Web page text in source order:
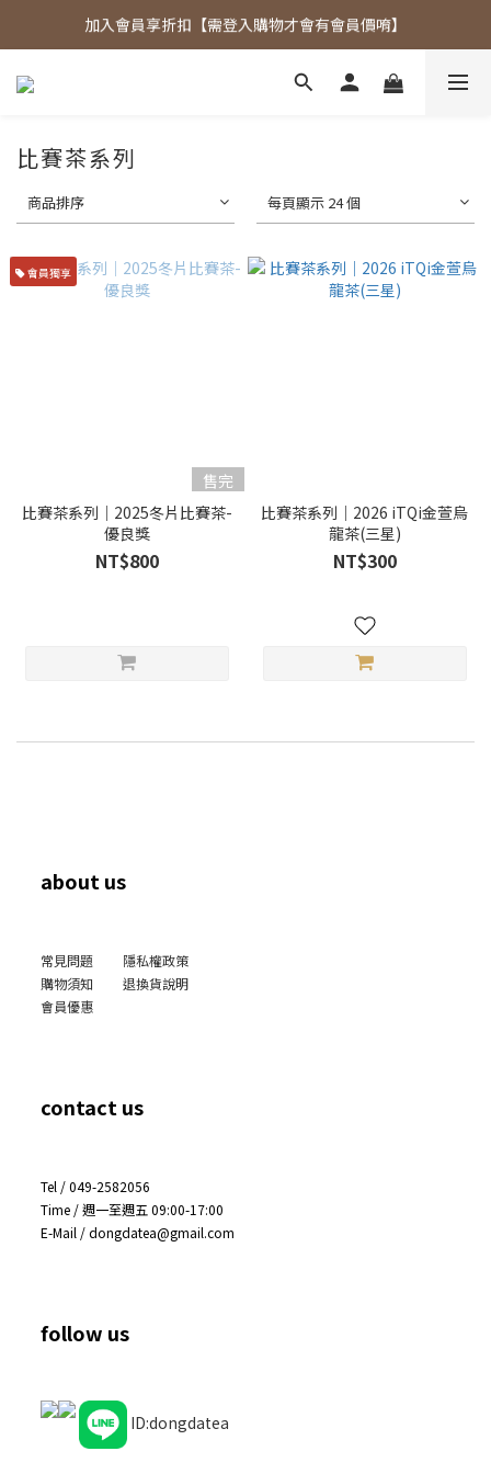
歡迎光臨東大茶莊，各式好茶任君挑選！
加入會員享折扣【需登入購物才會有會員價唷】
購物滿額贈禮依然大放送～
比賽茶系列
商品排序 每頁顯示 24 個
會員獨享
售完
比賽茶系列｜2025冬片比賽茶-
優良獎
NT$800
比賽茶系列｜2026 iTQi金萱烏
龍茶(三星)
NT$300
about us
常見問題
隱私權政策
購物須知
退換貨說明
會員優惠
contact us
Tel / 049-2582056
Time / 週一至週五 09:00-17:00
E-Mail / dongdatea@gmail.com
follow us
ID:dongdatea